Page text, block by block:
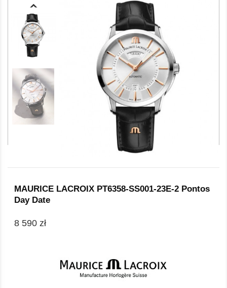
MAURICE LACROIX PT6358-SS001-23E-2 Pontos
Day Date
8 590 zł